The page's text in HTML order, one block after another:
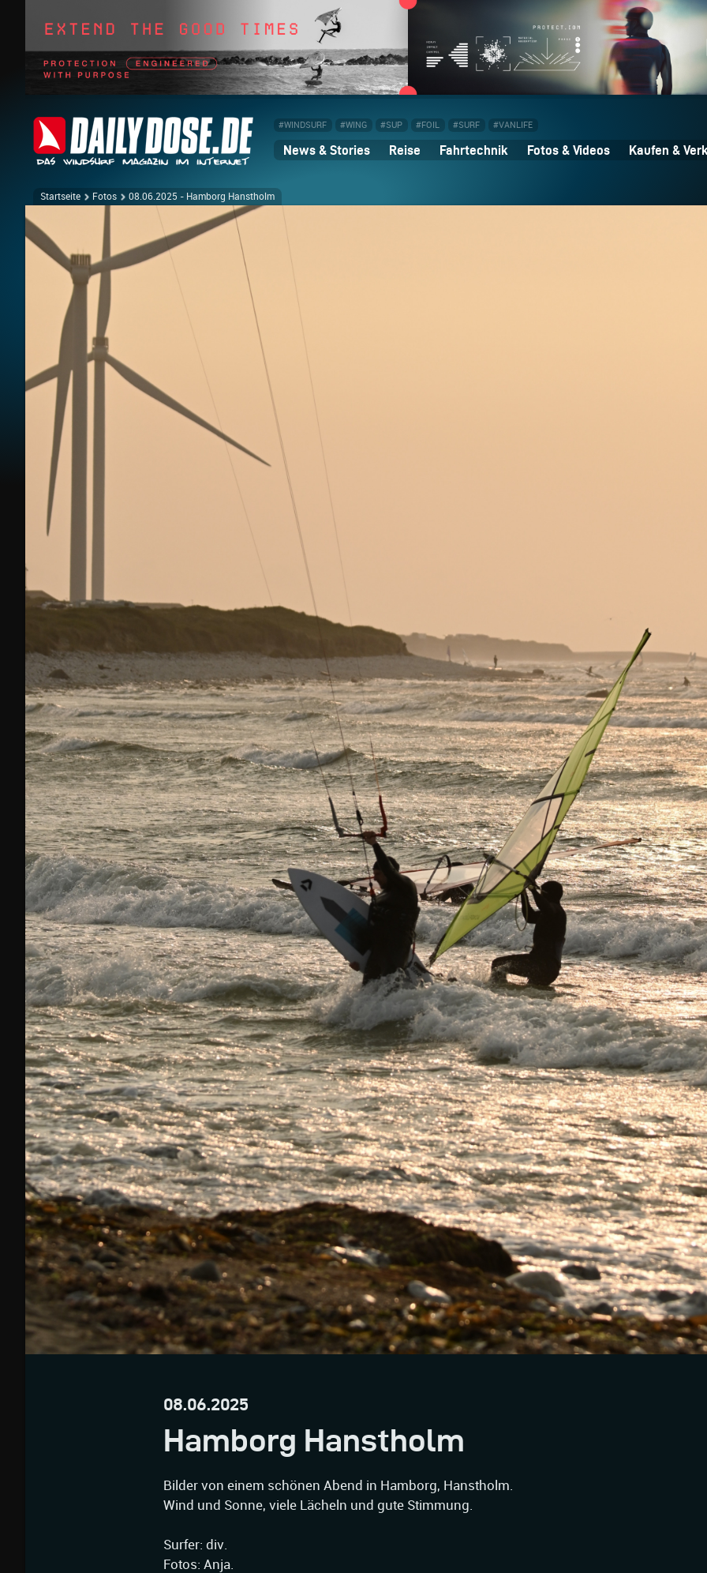
#WINDSURF #WING #SUP #FOIL #SURF #VANLIFE
News & Stories Reise Fahrtechnik Fotos & Videos Kaufen &
Startseite Fotos 08.06.2025 - Hamborg Hanstholm
08.06.2025
Hamborg Hanstholm
Bilder von einem schönen Abend in Hamborg, Hanstholm.
Wind und Sonne, viele Lächeln und gute Stimmung.
Surfer: div.
Fotos: Anja.